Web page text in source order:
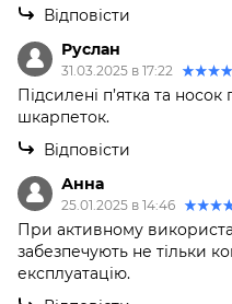
Відповісти
Руслан
31.03.2025 в 17:22
Підсилені п’ятка та
шкарпеток.
Відповісти
Анна
25.01.2025 в 14:46
При активному
забезпечують не тільки
експлуатацію.